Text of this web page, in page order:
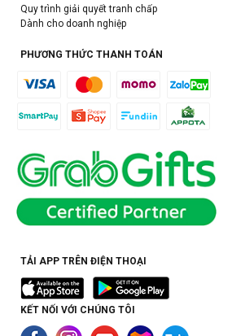
Quy trình giải quyết tranh chấp
Dành cho doanh nghiệp
PHƯƠNG THỨC THANH TOÁN
TẢI APP TRÊN ĐIỆN THOẠI
KẾT NỐI VỚI CHÚNG TÔI